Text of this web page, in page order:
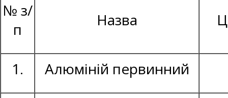
№ з/
п
Назва
1. Алюміній первинний